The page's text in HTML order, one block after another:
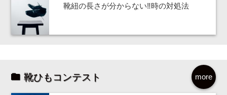
靴紐の長さが分からない‼時の対処法
more
靴ひもコンテスト